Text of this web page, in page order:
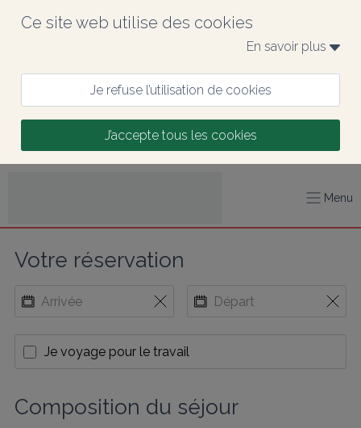
Ce site web utilise des cookies
En savoir plus
Je refuse l’utilisation de cookies
J’accepte tous les cookies
Menu
Votre réservation
Je voyage pour le travail
Composition du séjour